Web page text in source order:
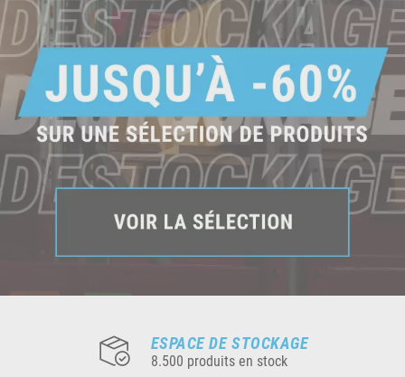
ESPACE DE STOCKAGE
8.500 produits en stock